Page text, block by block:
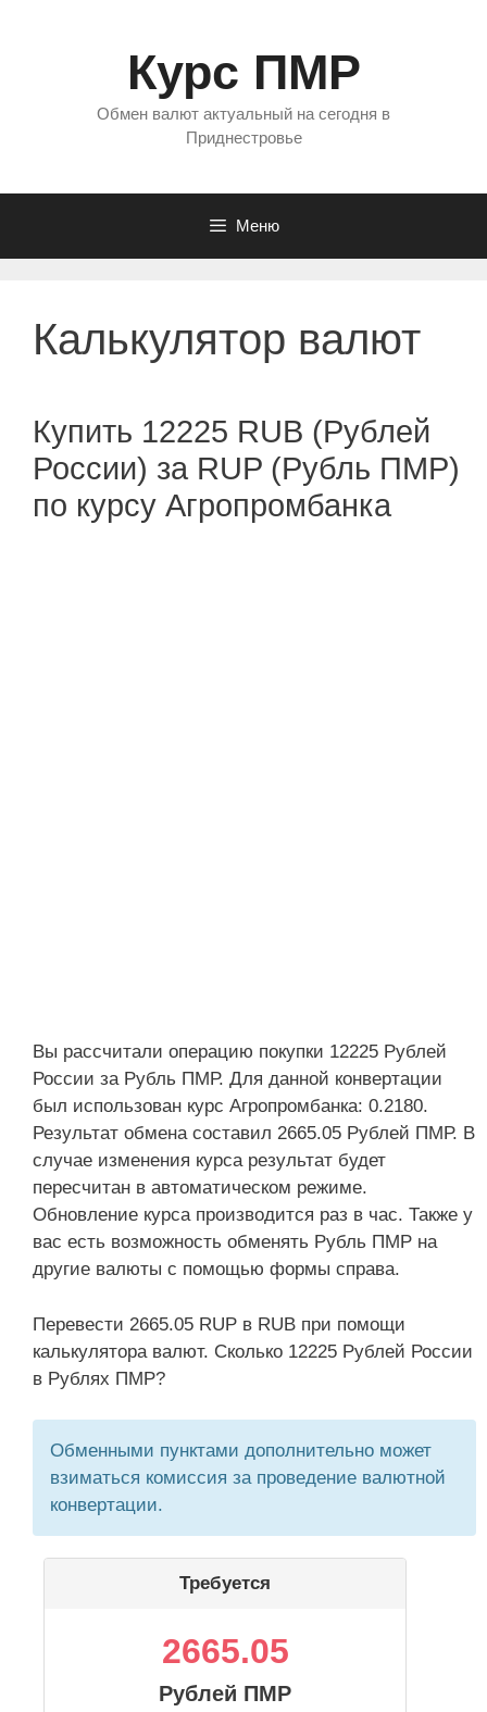
Курс ПМР
Обмен валют актуальный на сегодня в
Приднестровье
Меню
Калькулятор валют
Купить 12225 RUB (Рублей
России) за RUP (Рубль ПМР)
по курсу Агропромбанка
Вы рассчитали операцию покупки 12225 Рублей
России за Рубль ПМР. Для данной конвертации
был использован курс Агропромбанка: 0.2180.
Результат обмена составил 2665.05 Рублей ПМР. В
случае изменения курса результат будет
пересчитан в автоматическом режиме.
Обновление курса производится раз в час. Также у
вас есть возможность обменять Рубль ПМР на
другие валюты с помощью формы справа.
Перевести 2665.05 RUP в RUB при помощи
калькулятора валют. Сколько 12225 Рублей России
в Рублях ПМР?
Обменными пунктами дополнительно может
взиматься комиссия за проведение валютной
конвертации.
Требуется
2665.05
Рублей ПМР